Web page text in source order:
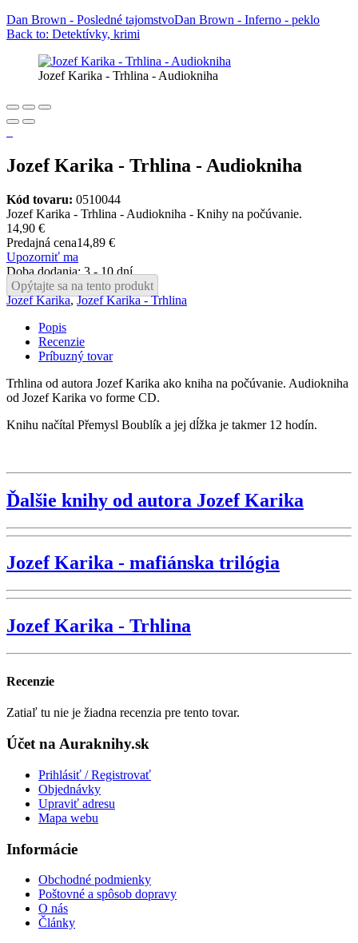
Dan Brown - Posledné tajomstvoDan Brown - Inferno - peklo
Back to: Detektívky, krimi
Jozef Karika - Trhlina - Audiokniha
Jozef Karika - Trhlina - Audiokniha
Kód tovaru: 0510044
Jozef Karika - Trhlina - Audiokniha - Knihy na počúvanie.
14,90 €
Predajná cena14,89 €
Upozorniť ma
Doba dodania: 3 - 10 dní
Opýtajte sa na tento produkt
Jozef Karika,Jozef Karika - Trhlina
Popis
Recenzie
Príbuzný tovar
Trhlina od autora Jozef Karika ako kniha na počúvanie. Audiokniha
od Jozef Karika vo forme CD.
Knihu načítal Přemysl Boublík a jej dĺžka je takmer 12 hodín.
Ďalšie knihy od autora Jozef Karika
Jozef Karika - mafiánska trilógia
Jozef Karika - Trhlina
Recenzie
Zatiaľ tu nie je žiadna recenzia pre tento tovar.
Účet na Auraknihy.sk
Prihlásiť / Registrovať
Objednávky
Upraviť adresu
Mapa webu
Informácie
Obchodné podmienky
Poštovné a spôsob dopravy
O nás
Články